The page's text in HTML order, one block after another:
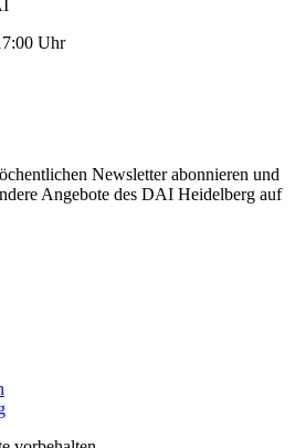
Uhr
Newsletter abonnieren und
Angebote des DAI Heidelberg auf